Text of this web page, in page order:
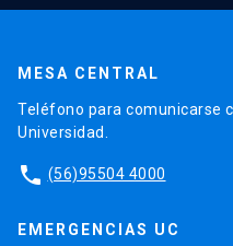
MESA CENTRAL
Teléfono para comunicarse
Universidad.
phone (56)95504 4000
EMERGENCIAS UC